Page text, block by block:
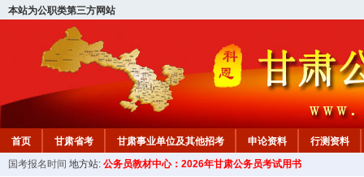
本站为公职类第三方网站
首页 甘肃省考 甘肃事业单位及其他招考 申论资料
行测资料
国考报名时间 地方站: 公务员教材中心：2026年甘肃公务员考试用书